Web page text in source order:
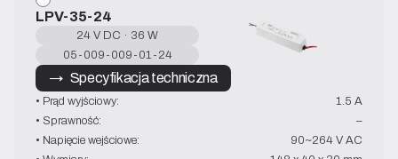
LPV-35-24
24 V DC · 36 W
05-009-009-01-24
→   Specyfikacja techniczna
• Prąd wyjściowy:
1.5 A
• Sprawność:
–
• Napięcie wejściowe:
90~264 V AC